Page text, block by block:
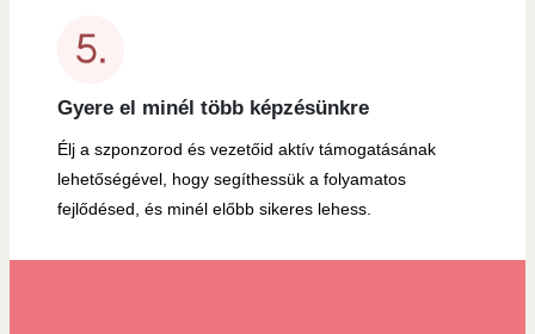
Gyere el minél több képzésünkre
Élj a szponzorod és vezetőid aktív támogatásának
lehetőségével, hogy segíthessük a folyamatos
fejlődésed, és minél előbb sikeres lehess.